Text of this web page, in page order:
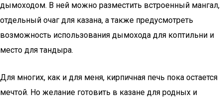
дымоходом. В ней можно разместить встроенный мангал,
отдельный очаг для казана, а также предусмотреть
возможность использования дымохода для коптильни и
место для тандыра.
Для многих, как и для меня, кирпичная печь пока остается
мечтой. Но желание готовить в казане для родных и